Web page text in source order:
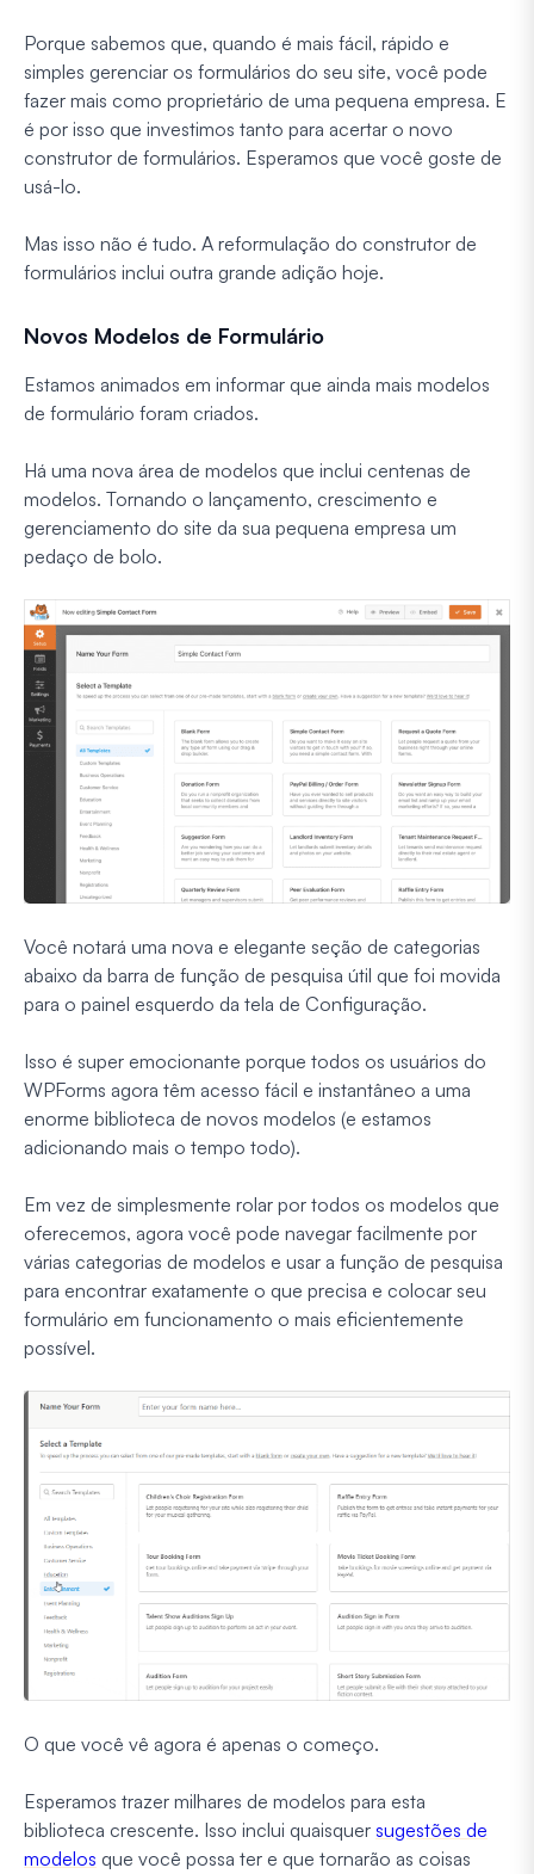
Porque sabemos que, quando é mais fácil, rápido e
simples gerenciar os formulários do seu site, você pode
fazer mais como proprietário de uma pequena empresa. E
é por isso que investimos tanto para acertar o novo
construtor de formulários. Esperamos que você goste de
usá-lo.
Mas isso não é tudo. A reformulação do construtor de
formulários inclui outra grande adição hoje.
Novos Modelos de Formulário
Estamos animados em informar que ainda mais modelos
de formulário foram criados.
Há uma nova área de modelos que inclui centenas de
modelos. Tornando o lançamento, crescimento e
gerenciamento do site da sua pequena empresa um
pedaço de bolo.
Você notará uma nova e elegante seção de categorias
abaixo da barra de função de pesquisa útil que foi movida
para o painel esquerdo da tela de Configuração.
Isso é super emocionante porque todos os usuários do
WPForms agora têm acesso fácil e instantâneo a uma
enorme biblioteca de novos modelos (e estamos
adicionando mais o tempo todo).
Em vez de simplesmente rolar por todos os modelos que
oferecemos, agora você pode navegar facilmente por
várias categorias de modelos e usar a função de pesquisa
para encontrar exatamente o que precisa e colocar seu
formulário em funcionamento o mais eficientemente
possível.
O que você vê agora é apenas o começo.
Esperamos trazer milhares de modelos para esta
biblioteca crescente. Isso inclui quaisquer sugestões de
modelos que você possa ter e que tornarão as coisas